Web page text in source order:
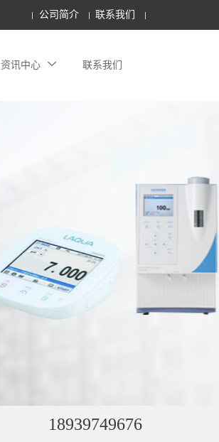
公司简介 联系我们
资讯中心 联系我们
18939749676